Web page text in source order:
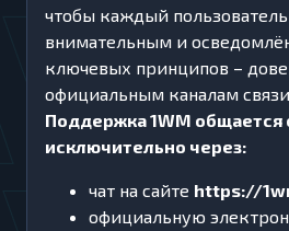
чтобы каждый пользователь
внимательным и
ключевых принципов –
официальным каналам
Поддержка 1WM общается
исключительно через:
чат на сайте https://
официальную